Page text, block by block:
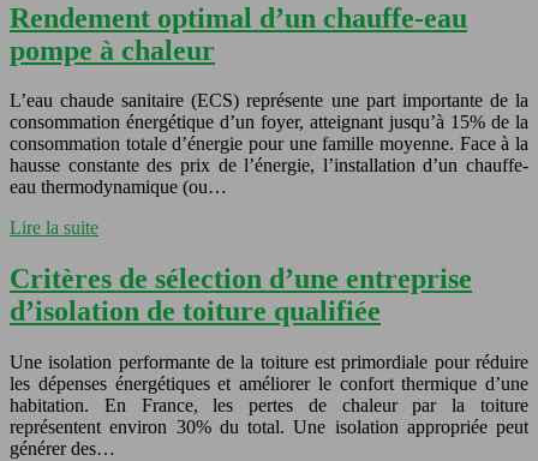
Rendement optimal d’un chauffe-eau
pompe à chaleur
L’eau chaude sanitaire (ECS) représente une part importante de la
consommation énergétique d’un foyer, atteignant jusqu’à 15% de la
consommation totale d’énergie pour une famille moyenne. Face à la
hausse constante des prix de l’énergie, l’installation d’un chauffe-
eau thermodynamique (ou…
Lire la suite
Critères de sélection d’une entreprise
d’isolation de toiture qualifiée
Une isolation performante de la toiture est primordiale pour réduire
les dépenses énergétiques et améliorer le confort thermique d’une
habitation. En France, les pertes de chaleur par la toiture
représentent environ 30% du total. Une isolation appropriée peut
générer des…